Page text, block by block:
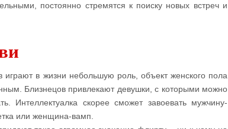
постоянно стремятся к поиску новых встреч и
в жизни небольшую роль, объект женского пола
Близнецов привлекают девушки, с которыми можно
Интеллектуалка скорее сможет завоевать мужчину-
или женщина-вамп.